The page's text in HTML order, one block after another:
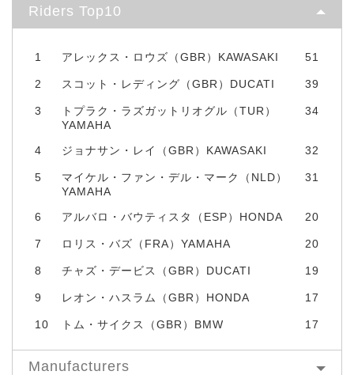
Riders Top10
1 アレックス・ロウズ（GBR）KAWASAKI 51
2 スコット・レディング（GBR）DUCATI 39
3
トプラク・ラズガットリオグル（TUR）
YAMAHA
34
4 ジョナサン・レイ（GBR）KAWASAKI 32
5
マイケル・ファン・デル・マーク（NLD）
YAMAHA
31
6 アルバロ・バウティスタ（ESP）HONDA 20
7 ロリス・バズ（FRA）YAMAHA 20
8 チャズ・デービス（GBR）DUCATI 19
9 レオン・ハスラム（GBR）HONDA 17
10 トム・サイクス（GBR）BMW 17
Manufacturers